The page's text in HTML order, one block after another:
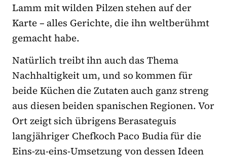
Lamm mit wilden Pilzen stehen auf der
Karte – alles Gerichte, die ihn weltberühmt
gemacht habe.
Natürlich treibt ihn auch das Thema
Nachhaltigkeit um, und so kommen für
beide Küchen die Zutaten auch ganz streng
aus diesen beiden spanischen Regionen. Vor
Ort zeigt sich übrigens Berasateguis
langjähriger Chefkoch Paco Budia für die
Eins-zu-eins-Umsetzung von dessen Ideen